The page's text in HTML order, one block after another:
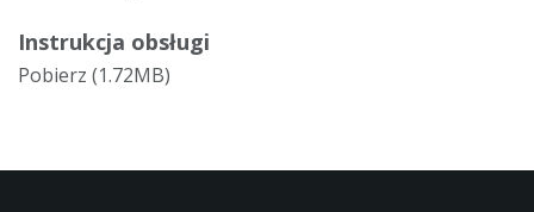
Instrukcja obsługi
Pobierz (1.72MB)